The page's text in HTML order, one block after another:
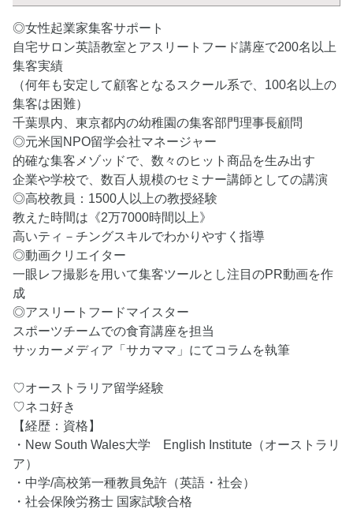
◎女性起業家集客サポート
自宅サロン英語教室とアスリートフード講座で200名以上
集客実績
（何年も安定して顧客となるスクール系で、100名以上の
集客は困難）
千葉県内、東京都内の幼稚園の集客部門理事長顧問
◎元米国NPO留学会社マネージャー
的確な集客メゾッドで、数々のヒット商品を生み出す
企業や学校で、数百人規模のセミナー講師としての講演
◎高校教員：1500人以上の教授経験
教えた時間は《2万7000時間以上》
高いティ－チングスキルでわかりやすく指導
◎動画クリエイター
一眼レフ撮影を用いて集客ツールとし注目のPR動画を作
成
◎アスリートフードマイスター
スポーツチームでの食育講座を担当
サッカーメディア「サカママ」にてコラムを執筆
♡オーストラリア留学経験
♡ネコ好き
【経歴：資格】
・New South Wales大学 English Institute（オーストラリ
ア）
・中学/高校第一種教員免許（英語・社会）
・社会保険労務士 国家試験合格